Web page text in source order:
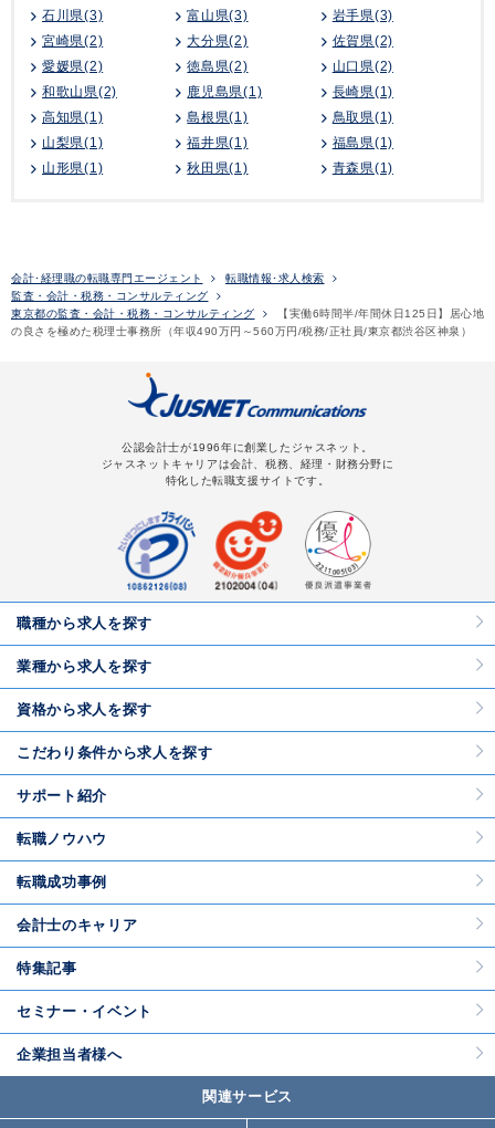
石川県(3)
富山県(3)
岩手県(3)
宮崎県(2)
大分県(2)
佐賀県(2)
愛媛県(2)
徳島県(2)
山口県(2)
和歌山県(2)
鹿児島県(1)
長崎県(1)
高知県(1)
島根県(1)
鳥取県(1)
山梨県(1)
福井県(1)
福島県(1)
山形県(1)
秋田県(1) 青森県(1)
会計･経理職の転職専門エージェント
転職情報･求人検索
監査・会計・税務・コンサルティング
東京都の監査・会計・税務・コンサルティング
【実働6時間半/年間休日125日】居心地
の良さを極めた税理士事務所（年収490万円～560万円/税務/正社員/東京都渋谷区神泉）
公認会計士が1996年に創業したジャスネット。
ジャスネットキャリアは会計、税務、経理・財務分野に
特化した転職支援サイトです。
職種から求人を探す
業種から求人を探す
資格から求人を探す
こだわり条件から求人を探す
サポート紹介
転職ノウハウ
転職成功事例
会計士のキャリア
特集記事
セミナー・イベント
企業担当者様へ
関連サービス